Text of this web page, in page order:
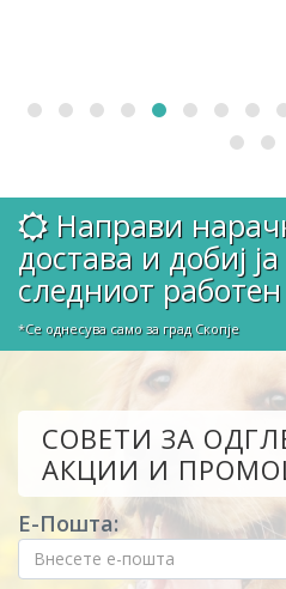
Направи
достава и добиј
следниот
*Се однесува само за град Скопје
СОВЕТИ ЗА
АКЦИИ И
Е-Пошта: